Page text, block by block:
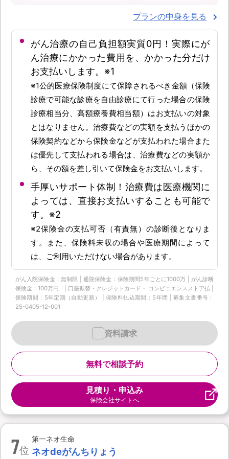
プランの中身を見る
がん治療の自己負担額実質0円！実際にが
ん治療にかかった費用を、かかった分だけ
お支払いします。※1
※1公的医療保険制度にて保障されるべき金額（保険
診療で可能な診療を自由診療にて行った場合の保険
診療相当分、高額療養費相当額）はお支払いの対象
とはなりません。治療費などの実額を支払うほかの
保険契約などから保険金などが支払われた場合また
は優先して支払われる場合は、治療費などの実額か
ら、その額を差し引いて保険金をお支払いします。
手厚いサポート体制！治療費は医療機関に
よっては、直接お支払いすることも可能で
す。※2
※2保険金の支払可否（有責無）の診断後となりま
す。また、保険料未収の場合や医療期間によって
は、ご利用いただけない場合があります。
がん入院保険金：無制限 | 通院保険金：保険期間5年ごとに1000万 | がん診断
保険金：100万円 | 口座振替・クレジットカード・ コンビニエンスストア払 |
保険期間：5年定期（自動更新） | 保険料払込期間：5年間 | 募集文書番号：
25-0405-12-001
無料で相談予約
資料請求
見積り・申込み
保険会社サイトへ
7位
第一ネオ生命
ネオdeがんちりょう